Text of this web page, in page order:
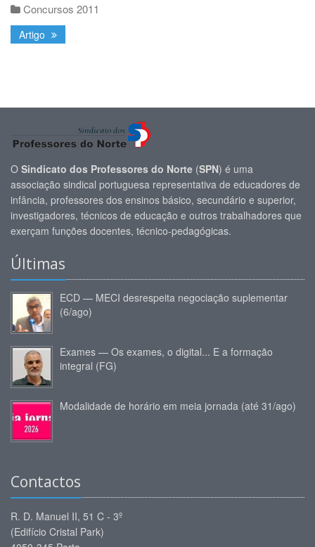
Concursos 2011
Artigo
O Sindicato dos Professores do Norte (SPN) é uma
associação sindical portuguesa representativa de educadores de
infância, professores dos ensinos básico, secundário e superior,
investigadores, técnicos de educação e outros trabalhadores que
exerçam funções docentes, técnico-pedagógicas.
Últimas
ECD — MECI desrespeita negociação suplementar
(6/ago)
Exames — Os exames, o digital... E a formação
integral (FG)
Modalidade de horário em meia jornada (até 31/ago)
Contactos
R. D. Manuel II, 51 C - 3º
(Edifício Cristal Park)